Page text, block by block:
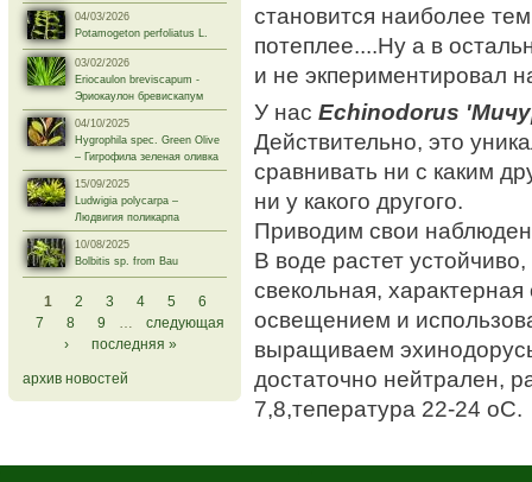
04/03/2026
Potamogeton perfoliatus L.
03/02/2026
Eriocaulon breviscapum -
Эриокаулон бревискапум
04/10/2025
Hygrophila spec. Green Olive
– Гигрофила зеленая оливка
15/09/2025
Ludwigia polycarpa –
Людвигия поликарпа
10/08/2025
Bolbitis sp. from Bau
Страницы
1 2 3 4 5
6
7
8 9
следующая
›
последняя »
архив новостей
становится наиболее
потеплее....Ну а в
и не экпериментировал
У насEchinodorus
Действительно, это
сравнивать ни с каким
ни у какого другого.
Приводим свои
В воде растет
свекольная,
освещением и
выращиваем
достаточно нейтрален,
7,8,тепература 22-24 оС.